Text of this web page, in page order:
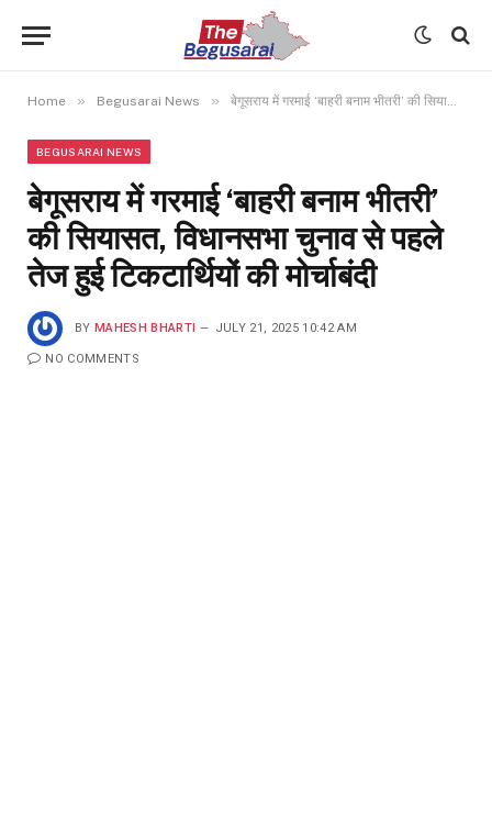
Home » Begusarai News » बेगूसराय में गरमाई ‘बाहरी बनाम भीतरी’ की सियासत, विधानसभा चुनाव से पहले तेज हुई टिकटार्थियों की मोर्चाबंदी
BEGUSARAI NEWS
बेगूसराय में गरमाई ‘बाहरी बनाम भीतरी’
की सियासत, विधानसभा चुनाव से पहले
तेज हुई टिकटार्थियों की मोर्चाबंदी
BY MAHESH BHARTI JULY 21, 2025 10:42 AM
NO COMMENTS